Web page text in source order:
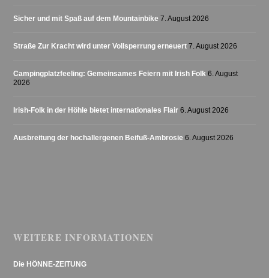
Sicher und mit Spaß auf dem Mountainbike 7. August 2026
Straße Zur Kracht wird unter Vollsperrung erneuert 7. August 2026
Campingplatzfeeling: Gemeinsames Feiern mit Irish Folk 6. August
2026
Irish-Folk in der Höhle bietet internationales Flair 6. August 2026
Ausbreitung der hochallergenen Beifuß-Ambrosie 6. August 2026
WEITERE INFORMATIONEN
Die HÖNNE-ZEITUNG